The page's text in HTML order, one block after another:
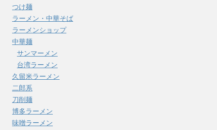
つけ麺
ラーメン・中華そば
ラーメンショップ
中華麺
サンマーメン
台湾ラーメン
久留米ラーメン
二郎系
刀削麺
博多ラーメン
味噌ラーメン